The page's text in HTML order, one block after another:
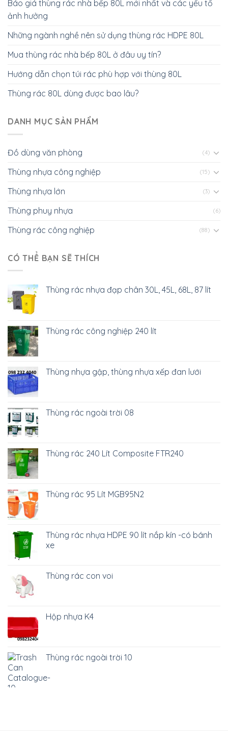
Báo giá thùng rác nhà bếp 80L mới nhất và các yếu tố
ảnh hưởng
Những ngành nghề nên sử dụng thùng rác HDPE 80L
Mua thùng rác nhà bếp 80L ở đâu uy tín?
Hướng dẫn chọn túi rác phù hợp với thùng 80L
Thùng rác 80L dùng được bao lâu?
DANH MỤC SẢN PHẨM
Đồ dùng văn phòng (4)
Thùng nhựa công nghiệp (15)
Thùng nhựa lớn (3)
Thùng phuy nhựa (6)
Thùng rác công nghiệp (88)
CÓ THỂ BẠN SẼ THÍCH
Thùng rác nhựa đạp chân 30L, 45L, 68L, 87 lít
Thùng rác công nghiệp 240 lít
Thùng nhựa gập, thùng nhựa xếp đan lưới
Thùng rác ngoài trời 08
Thùng rác 240 Lít Composite FTR240
Thùng rác 95 Lít MGB95N2
Thùng rác nhựa HDPE 90 lít nắp kín -có bánh
xe
Thùng rác con voi
Hộp nhựa K4
Thùng rác ngoài trời 10